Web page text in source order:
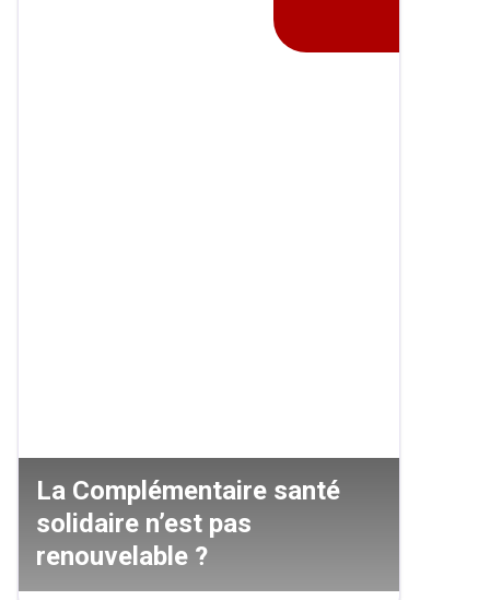
La Complémentaire santé
solidaire n’est pas
renouvelable ?